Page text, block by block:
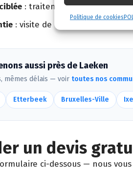
Politique de cookies
: traitement adapté,
: visite de contrôle et
aussi près de Laeken
mêmes délais — voir toutes nos
Etterbeek Bruxelles-Ville
un devis
ci-dessous — nous